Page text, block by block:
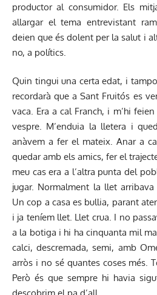
productor al consumidor. Els
allargar el tema entrevistant
deien que és dolent per la salut i
no, a polítics.
Quin tingui una certa edat, i
recordarà que a Sant Fruitós es
vaca. Era a cal Franch, i m’hi
vespre. M’enduia la lletera i
anàvem a fer el mateix. Anar a
quedar amb els amics, fer el
meu cas era a l’altra punta del
jugar. Normalment la llet arribava
Un cop a casa es bullia, parant
i ja teníem llet. Llet crua. I no
a la botiga i hi ha cinquanta mil
calci, descremada, semi, amb
arròs i no sé quantes coses més.
Però és que sempre hi havia